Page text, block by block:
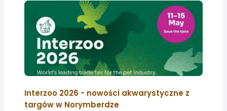
Interzoo 2026 - nowości akwarystyczne z
targów w Norymberdze